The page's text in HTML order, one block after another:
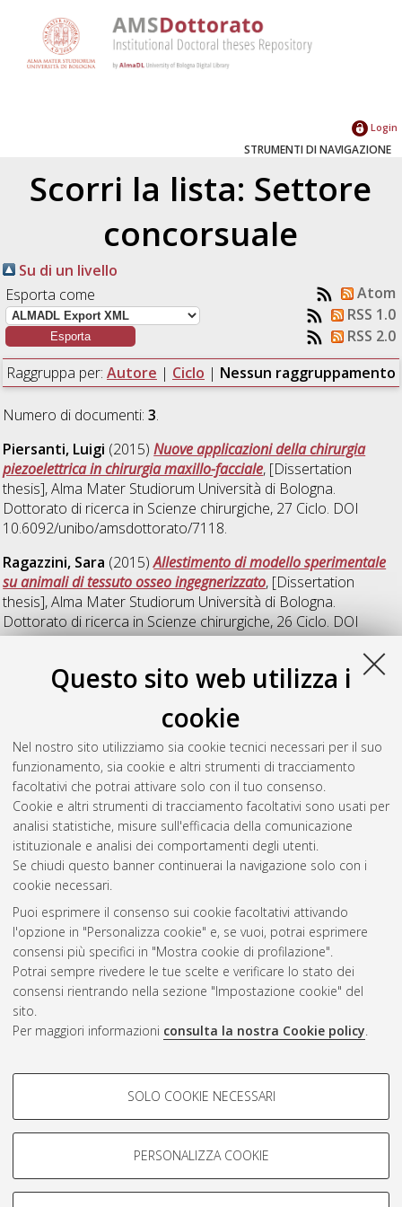
Questo sito web utilizza i
cookie
Nel nostro sito utilizziamo sia cookie tecnici necessari per il suo
funzionamento, sia cookie e altri strumenti di tracciamento
facoltativi che potrai attivare solo con il tuo consenso.
Cookie e altri strumenti di tracciamento facoltativi sono usati per
analisi statistiche, misure sull'efficacia della comunicazione
istituzionale e analisi dei comportamenti degli utenti.
Se chiudi questo banner continuerai la navigazione solo con i
cookie necessari.
Puoi esprimere il consenso sui cookie facoltativi attivando
l'opzione in "Personalizza cookie" e, se vuoi, potrai esprimere
consensi più specifici in "Mostra cookie di profilazione".
Potrai sempre rivedere le tue scelte e verificare lo stato dei
consensi rientrando nella sezione "Impostazione cookie" del
sito.
Per maggiori informazioni consulta la nostra Cookie policy.
COOKIE DI PROFILAZIONE -
Si tratta di cookie utilizzati per analizzare le caratteristiche della
navigazione degli utenti, creare profili in base al loro comportamento
Mostra cookie di profilazione
SOLO COOKIE NECESSARI
PERSONALIZZA COOKIE
Login
STRUMENTI DI NAVIGAZIONE
Scorri la lista: Settore
concorsuale
Su di un livello
Esporta come
Atom
RSS 1.0
RSS 2.0
Raggruppa per: Autore | Ciclo | Nessun raggruppamento
Numero di documenti:3.
Piersanti, Luigi (2015)Nuove applicazioni della chirurgia
piezoelettrica in chirurgia maxillo-facciale, [Dissertation
thesis], Alma Mater Studiorum Università di Bologna.
Dottorato di ricerca in Scienze chirurgiche, 27 Ciclo. DOI
10.6092/unibo/amsdottorato/7118.
Ragazzini, Sara (2015)Allestimento di modello sperimentale
su animali di tessuto osseo ingegnerizzato, [Dissertation
thesis], Alma Mater Studiorum Università di Bologna.
Dottorato di ricerca inScienze chirurgiche, 26 Ciclo. DOI
10.6092/unibo/amsdottorato/7055.
Ricci, Emanuele(2015)Studio della superficie degli impianti
dentali in titanio: La nanotecnologia nella valutazione delle
nuove superfici implantari in rapporto all'osteointegrazione dei
, [Dissertation thesis], Alma Mater Studiorum
Università di Bologna. Dottorato di ricerca inScienze
chirurgiche, 27 Ciclo. DOI 10.6092/unibo/amsdottorato/6877.
Questa lista e' stata generata ilSat Aug 8 20:39:16 2026
Atom
Rss 1.0
Rss 2.0
ISSN: 2038-7946
Impostazioni Cookie
Informativa sulla privacy
Condizioni d’uso del sito